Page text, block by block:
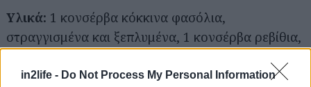
in2life - Do Not Process My Personal Information
Υλικά: 1 κονσέρβα κόκκινα φασόλια,
στραγγισμένα και ξεπλυμένα, 1 κονσέρβα ρεβίθια,
φασόλια, στραγγισμένα και ξεπλυμένα, 1